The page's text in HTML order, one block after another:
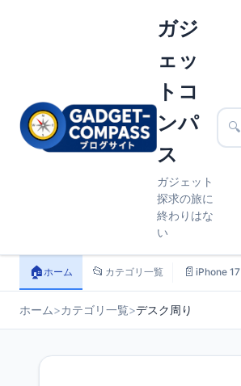
ガジ
ェッ
トコ
ンパ
ス
ガジェット
探求の旅に
終わりはな
い
🔍
🏠ホーム 📂 カテゴリ一覧 📄 iPhone 17
ホーム>カテゴリ一覧>デスク周り